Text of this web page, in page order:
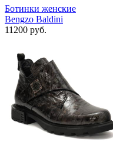
Ботинки женские
Bengzo Baldini
11200 руб.